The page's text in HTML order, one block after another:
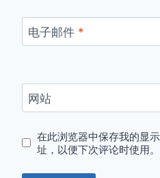
电子邮件 *
网站
在此浏览器中保存我的显
址，以便下次评论时使用。